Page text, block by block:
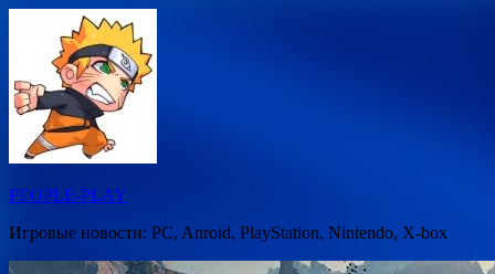
содержимому
PEOPLE-PLAY
Игровые новости: PC, Anroid, PlayStation, Nintendo, X-box